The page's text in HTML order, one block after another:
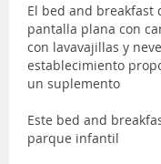
El bed and breakfast
pantalla plana con
con lavavajillas y
establecimiento
un suplemento
Este bed and
parque infantil